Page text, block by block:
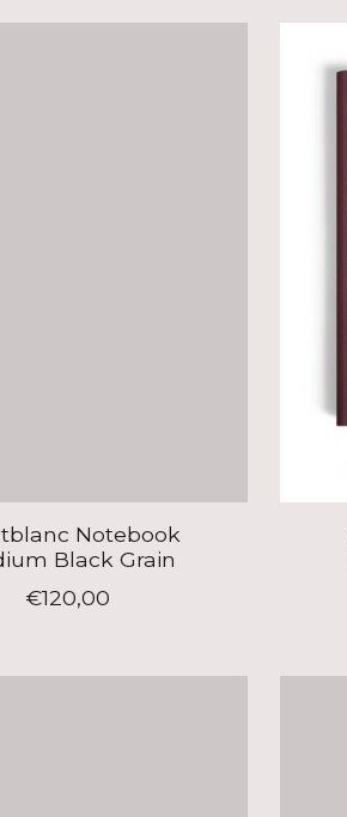
Notebook
Black Grain
€120,00